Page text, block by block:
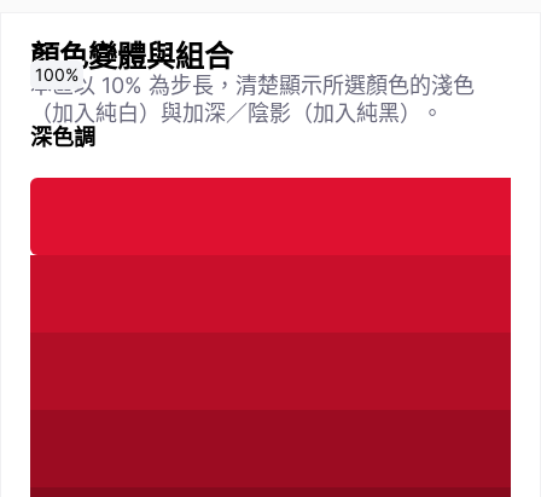
顏色變體與組合
本區以 10% 為步長，清楚顯示所選顏色的淺色
（加入純白）與加深／陰影（加入純黑）。
深色調
0%
10%
20%
30%
40%
50%
60%
70%
80%
90%
100%